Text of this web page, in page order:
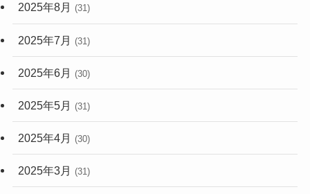
2025年8月 (31)
2025年7月 (31)
2025年6月 (30)
2025年5月 (31)
2025年4月 (30)
2025年3月 (31)